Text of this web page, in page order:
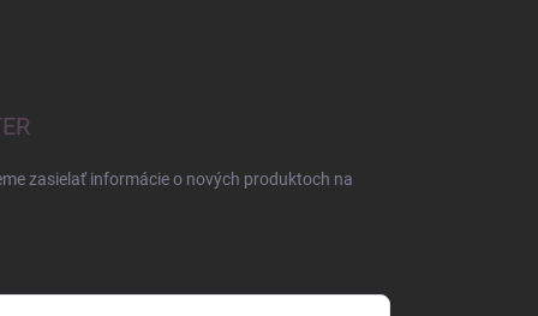
zasielať informácie o nových produktoch na